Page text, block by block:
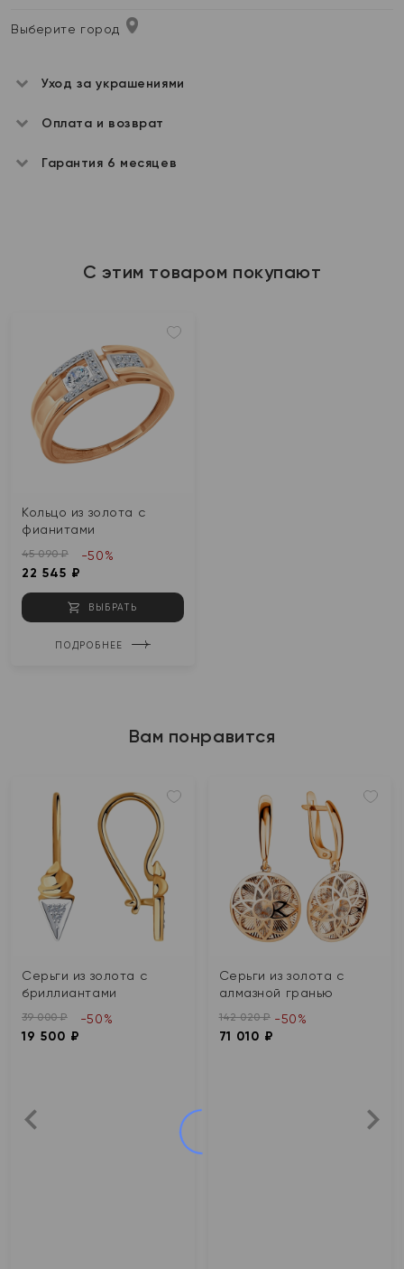
Выберите город
Уход за украшениями
Оплата и возврат
Гарантия 6 месяцев
С этим товаром покупают
Кольцо из золота с
фианитами
45 090 ₽
22 545 ₽
-50%
ВЫБРАТЬ
ПОДРОБНЕЕ
Вам понравится
Серьги из золота с
бриллиантами
39 000 ₽
19 500 ₽
-50%
Серьги из золота с
алмазной гранью
142 020 ₽
71 010 ₽
-50%